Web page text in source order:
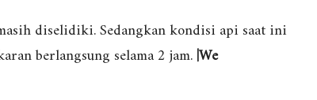
diselidiki. Sedangkan kondisi api saat ini
berlangsung selama 2 jam.|We